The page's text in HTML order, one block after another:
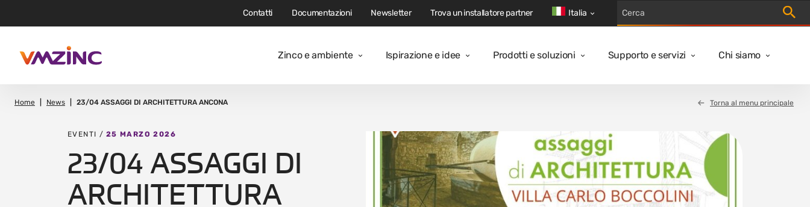
Zinco e ambiente Ispirazione e idee Prodotti e soluzioni Supporto e servizi Chi siamo
Contatti Documentazioni Newsletter Trova un installatore partner Italia Avvia
Home News 23/04 ASSAGGI DI ARCHITETTURA ANCONA Torna al menu principale
EVENTI / 25 MARZO 2026
23/04 ASSAGGI DI
ARCHITETTURA